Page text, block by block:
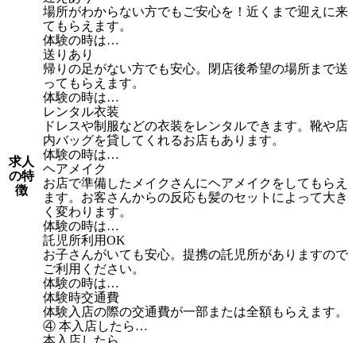
求人
の特
徴
場所がわからない方でもご安心を！近くまで迎えに来
てもらえます。
体験の時は…
送りあり
帰りの足がない方でも安心。閉店後希望の場所まで送
ってもらえます。
体験の時は…
レンタル衣装
ドレスや制服などの衣装をレンタルできます。靴や店
内バッグを貸してくれるお店もあります。
体験の時は…
ヘアメイク
お店で準備したメイクさんにヘアメイクをしてもらえ
ます。お客さんからの反応も髪のセットによって大き
く変わります。
体験の時は…
託児所利用OK
お子さんがいても安心。提携の託児所がありますので
ご利用ください。
体験の時は…
体験時交通費
体験入店の際の交通費が一部または全額もらえます。
④ 本入店したら…
本入店したら…